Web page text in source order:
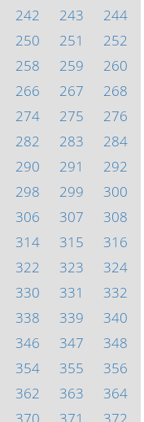
242 243
244
250 251
252
258 259
260
266 267
268
274 275
276
282 283
284
290 291
292
298 299
300
306 307
308
314 315
316
322 323
324
330 331
332
338 339
340
346 347
348
354 355
356
362 363
364